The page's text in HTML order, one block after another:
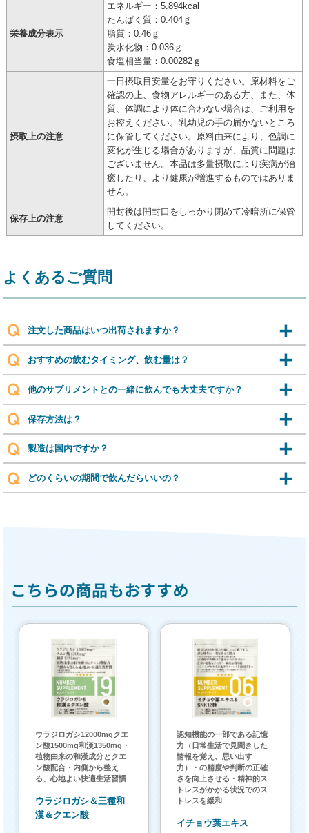
栄養成分表示
エネルギー：5.894kcal
たんぱく質：0.404ｇ
脂質：0.46ｇ
炭水化物：0.036ｇ
食塩相当量：0.00282ｇ
摂取上の注意
一日摂取目安量をお守りください。原材料をご
確認の上、食物アレルギーのある方、また、体
質、体調により体に合わない場合は、ご利用を
お控えください。乳幼児の手の届かないところ
に保管してください。原料由来により、色調に
変化が生じる場合がありますが、品質に問題は
ございません。本品は多量摂取により疾病が治
癒したり、より健康が増進するものではありま
せん。
保存上の注意
開封後は開封口をしっかり閉めて冷暗所に保管
してください。
よくあるご質問
注文した商品はいつ出荷されますか？
おすすめの飲むタイミング、飲む量は？
他のサプリメントとの一緒に飲んでも大丈夫ですか？
保存方法は？
製造は国内ですか？
どのくらいの期間で飲んだらいいの？
ウラジロガシ12000mgクエ
ン酸1500mg和漢1350mg・
植物由来の和漢成分とクエ
ン酸配合・内側から整え
る、心地よい快適生活習慣
ウラジロガシ＆三種和
漢＆クエン酸
認知機能の一部である記憶
力（日常生活で見聞きした
情報を覚え、思い出す
力）・の精度や判断の正確
さを向上させる・精神的ス
トレスがかかる状況でのス
トレスを緩和
イチョウ葉エキス